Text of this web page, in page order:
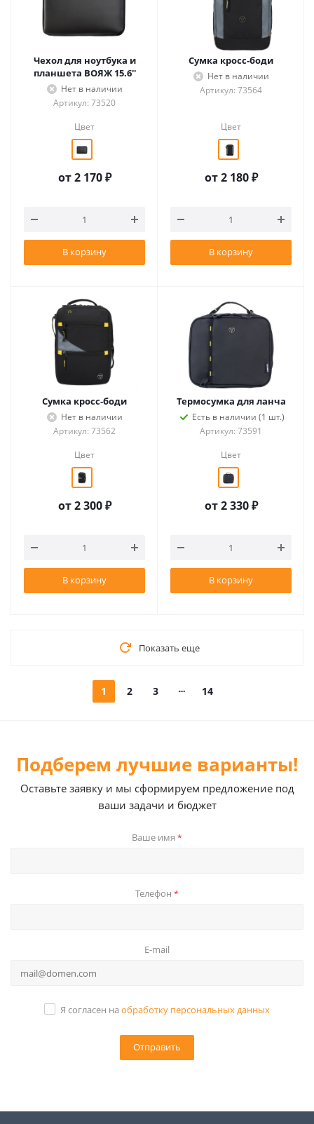
Чехол для ноутбука и
планшета ВОЯЖ 15.6''
Нет в наличии
Артикул: 73520
Цвет
от2 170 ₽
В корзину
Сумка кросс-боди
Нет в наличии
Артикул: 73564
Цвет
от2 180 ₽
В корзину
Сумка кросс-боди
Нет в наличии
Артикул: 73562
Цвет
от2 300 ₽
В корзину
Термосумка для ланча
Есть в наличии (1 шт.)
Артикул: 73591
Цвет
от2 330 ₽
В корзину
Показать еще
1 2 3 14
Подберем лучшие варианты!
Оставьте заявку и мы сформируем предложение под
ваши задачи и бюджет
Ваше имя *
Телефон *
E-mail
Я согласен на обработку персональных данных